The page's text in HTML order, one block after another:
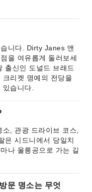
니다. Dirty Janes 앤
을 여유롭게 둘러보세
출신인 도널드 브래드
리켓 명예의 전당을
습니다.
, 관광 드라이브 코스,
은 시드니에서 당일치
나 울릉공으로 가는 길
문 명소는 무엇